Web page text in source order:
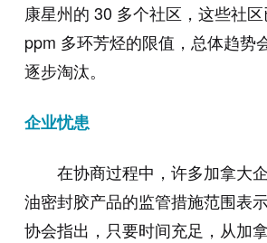
康星州的 30 多个社区，这些社
ppm 多环芳烃的限值，总体趋势
逐步淘汰。
企业忧患
在协商过程中，许多加拿大
油密封胶产品的监管措施范围表
协会指出，只要时间充足，从加